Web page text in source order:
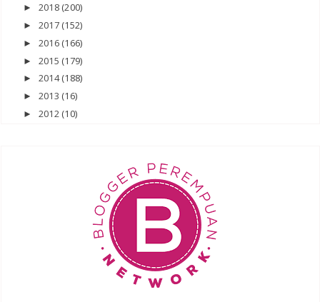
► 2018 (200)
► 2017 (152)
► 2016 (166)
► 2015 (179)
► 2014(188)
► 2013 (16)
► 2012 (10)